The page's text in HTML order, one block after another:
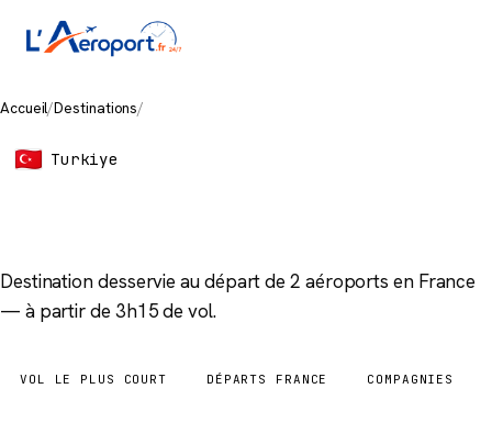
Accueil/Destinations/
Turkiye
Destination desservie au départ de 2 aéroports en France
— à partir de 3h15 de vol.
VOL LE PLUS COURT DÉPARTS FRANCE COMPAGNIES